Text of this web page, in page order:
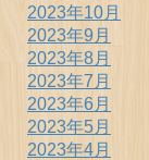
2023年10月
2023年9月
2023年8月
2023年7月
2023年6月
2023年5月
2023年4月